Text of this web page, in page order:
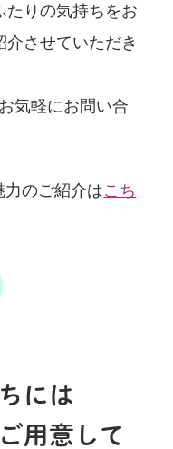
たりの気持ちをお
させていただき
気軽にお問い合
のご紹介はこち
には
用意して